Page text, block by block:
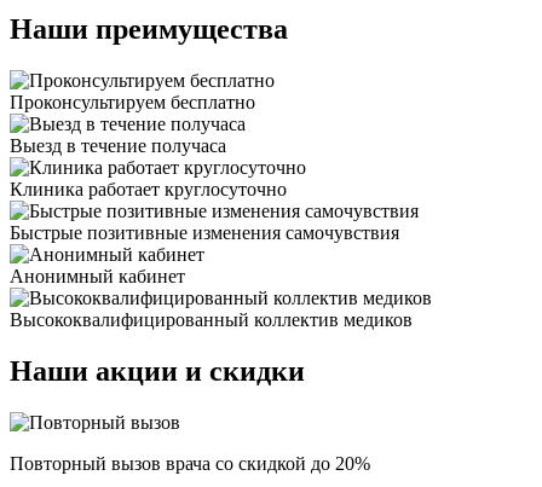
Наши преимущества
Проконсультируем бесплатно
Выезд в течение получаса
Клиника работает круглосуточно
Быстрые позитивные изменения самочувствия
Анонимный кабинет
Высококвалифицированный коллектив медиков
Наши акции и скидки
Повторный вызов врача со скидкой до 20%